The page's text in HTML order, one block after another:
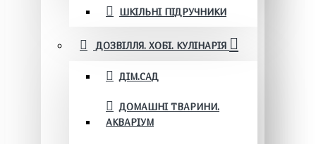
ШКІЛЬНІ ПІДРУЧНИКИ
ДОЗВІЛЛЯ. ХОБІ. КУЛІНАРІЯ
ДІМ.САД
ДОМАШНІ ТВАРИНИ.
АКВАРІУМ